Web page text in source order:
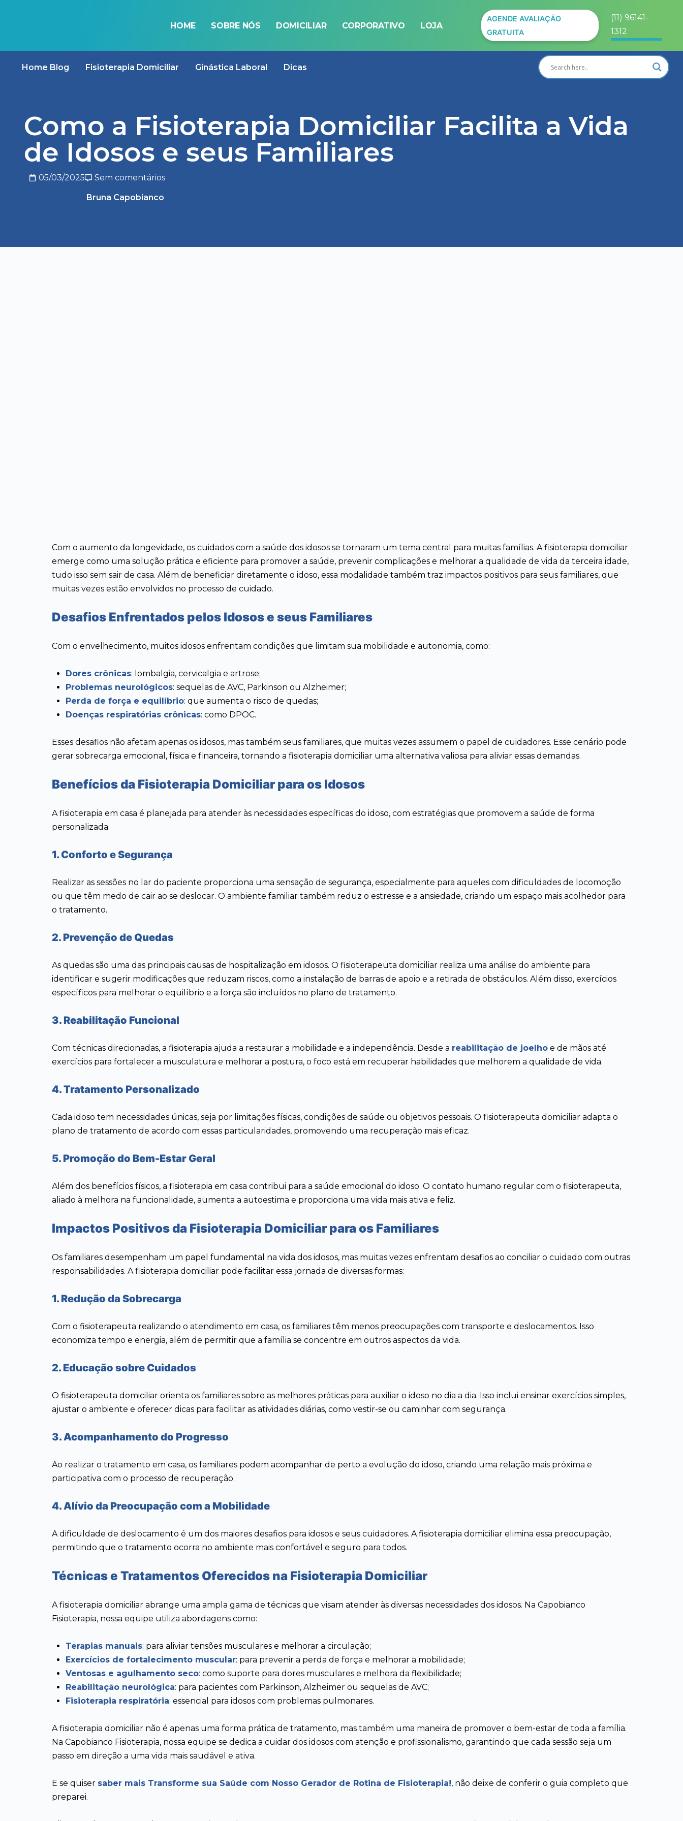
HOME SOBRE NÓS DOMICILIAR CORPORATIVO LOJA
BLOG
AGENDE AVALIAÇÃO
GRATUITA
(11) 96141-
1312
Home Blog Fisioterapia Domiciliar Ginástica Laboral Dicas
Como a Fisioterapia Domiciliar Facilita a Vida
de Idosos e seus Familiares
05/03/2025 Sem comentários
Bruna Capobianco
Com o aumento da longevidade, os cuidados com a saúde dos idosos se tornaram um tema central para muitas famílias. A fisioterapia domiciliar
emerge como uma solução prática e eficiente para promover a saúde, prevenir complicações e melhorar a qualidade de vida da terceira idade,
tudo isso sem sair de casa. Além de beneficiar diretamente o idoso, essa modalidade também traz impactos positivos para seus familiares, que
muitas vezes estão envolvidos no processo de cuidado.
Desafios Enfrentados pelos Idosos e seus Familiares
Com o envelhecimento, muitos idosos enfrentam condições que limitam sua mobilidade e autonomia, como:
Dores crônicas: lombalgia, cervicalgia e artrose;
Problemas neurológicos: sequelas de AVC, Parkinson ou Alzheimer;
Perda de força e equilíbrio: que aumenta o risco de quedas;
Doenças respiratórias crônicas: como DPOC.
Esses desafios não afetam apenas os idosos, mas também seus familiares, que muitas vezes assumem o papel de cuidadores. Esse cenário pode
gerar sobrecarga emocional, física e financeira, tornando a fisioterapia domiciliar uma alternativa valiosa para aliviar essas demandas.
Benefícios da Fisioterapia Domiciliar para os Idosos
A fisioterapia em casa é planejada para atender às necessidades específicas do idoso, com estratégias que promovem a saúde de forma
personalizada.
1. Conforto e Segurança
Realizar as sessões no lar do paciente proporciona uma sensação de segurança, especialmente para aqueles com dificuldades de locomoção
ou que têm medo de cair ao se deslocar. O ambiente familiar também reduz o estresse e a ansiedade, criando um espaço mais acolhedor para
o tratamento.
2. Prevenção de Quedas
As quedas são uma das principais causas de hospitalização em idosos. O fisioterapeuta domiciliar realiza uma análise do ambiente para
identificar e sugerir modificações que reduzam riscos, como a instalação de barras de apoio e a retirada de obstáculos. Além disso, exercícios
específicos para melhorar o equilíbrio e a força são incluídos no plano de tratamento.
3. Reabilitação Funcional
Com técnicas direcionadas, a fisioterapia ajuda a restaurar a mobilidade e a independência. Desde a reabilitação de joelho e de mãos até
exercícios para fortalecer a musculatura e melhorar a postura, o foco está em recuperar habilidades que melhorem a qualidade de vida.
4. Tratamento Personalizado
Cada idoso tem necessidades únicas, seja por limitações físicas, condições de saúde ou objetivos pessoais. O fisioterapeuta domiciliar adapta o
plano de tratamento de acordo com essas particularidades, promovendo uma recuperação mais eficaz.
5. Promoção do Bem-Estar Geral
Além dos benefícios físicos, a fisioterapia em casa contribui para a saúde emocional do idoso. O contato humano regular com o fisioterapeuta,
aliado à melhora na funcionalidade, aumenta a autoestima e proporciona uma vida mais ativa e feliz.
Impactos Positivos da Fisioterapia Domiciliar para os Familiares
Os familiares desempenham um papel fundamental na vida dos idosos, mas muitas vezes enfrentam desafios ao conciliar o cuidado com outras
responsabilidades. A fisioterapia domiciliar pode facilitar essa jornada de diversas formas:
1. Redução da Sobrecarga
Com o fisioterapeuta realizando o atendimento em casa, os familiares têm menos preocupações com transporte e deslocamentos. Isso
economiza tempo e energia, além de permitir que a família se concentre em outros aspectos da vida.
2. Educação sobre Cuidados
O fisioterapeuta domiciliar orienta os familiares sobre as melhores práticas para auxiliar o idoso no dia a dia. Isso inclui ensinar exercícios simples,
ajustar o ambiente e oferecer dicas para facilitar as atividades diárias, como vestir-se ou caminhar com segurança.
3. Acompanhamento do Progresso
Ao realizar o tratamento em casa, os familiares podem acompanhar de perto a evolução do idoso, criando uma relação mais próxima e
participativa com o processo de recuperação.
4. Alívio da Preocupação com a Mobilidade
A dificuldade de deslocamento é um dos maiores desafios para idosos e seus cuidadores. A fisioterapia domiciliar elimina essa preocupação,
permitindo que o tratamento ocorra no ambiente mais confortável e seguro para todos.
Técnicas e Tratamentos Oferecidos na Fisioterapia Domiciliar
A fisioterapia domiciliar abrange uma ampla gama de técnicas que visam atender às diversas necessidades dos idosos. Na Capobianco
Fisioterapia, nossa equipe utiliza abordagens como:
Terapias manuais: para aliviar tensões musculares e melhorar a circulação;
Exercícios de fortalecimento muscular: para prevenir a perda de força e melhorar a mobilidade;
Ventosas e agulhamento seco: como suporte para dores musculares e melhora da flexibilidade;
Reabilitação neurológica: para pacientes com Parkinson, Alzheimer ou sequelas de AVC;
Fisioterapia respiratória: essencial para idosos com problemas pulmonares.
A fisioterapia domiciliar não é apenas uma forma prática de tratamento, mas também uma maneira de promover o bem-estar de toda a família.
Na Capobianco Fisioterapia, nossa equipe se dedica a cuidar dos idosos com atenção e profissionalismo, garantindo que cada sessão seja um
passo em direção a uma vida mais saudável e ativa.
E se quiser saber mais Transforme sua Saúde com Nosso Gerador de Rotina de Fisioterapia!, não deixe de conferir o guia completo que
preparei.